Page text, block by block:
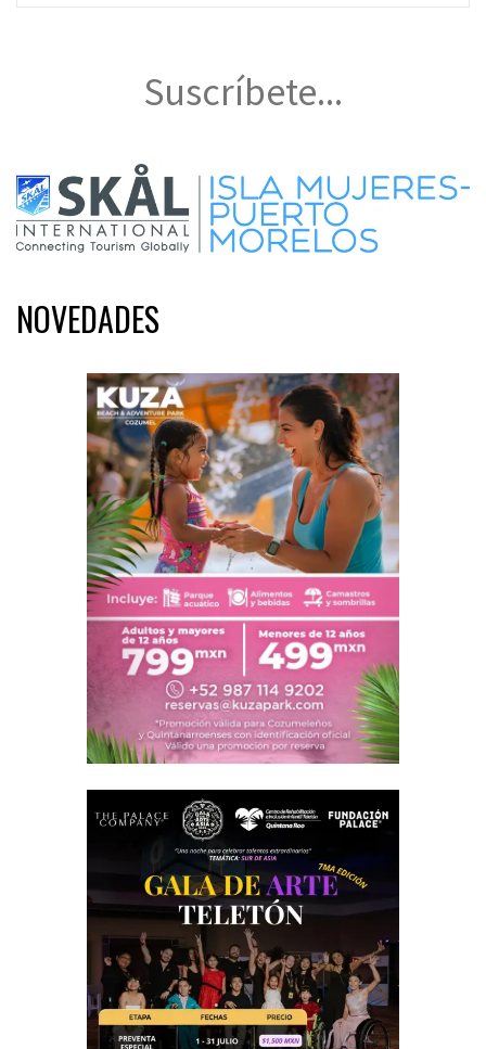
Suscríbete...
NOVEDADES